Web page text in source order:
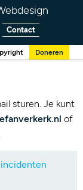
Contact
Doneren
sturen. Je kunt
of